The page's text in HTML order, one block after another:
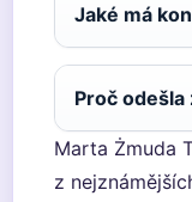
Jaké má
Proč odešla
Marta Żmuda
z